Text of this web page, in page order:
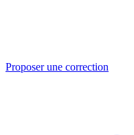
Proposer une correction